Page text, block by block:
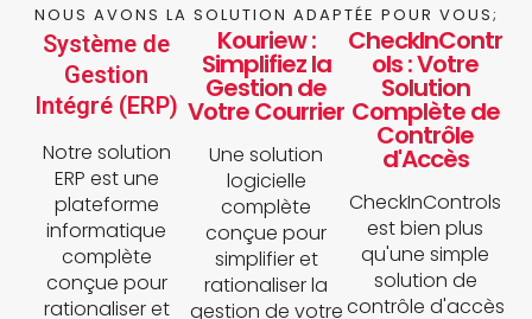
NOUS AVONS LA SOLUTION ADAPTÉE POUR VOUS;
Système de
Gestion
Intégré (ERP)
Notre solution
ERP est une
plateforme
informatique
complète
conçue pour
rationaliser et
Kouriew :
Simplifiez la
Gestion de
Votre Courrier
Une solution
logicielle
complète
conçue pour
simplifier et
rationaliser la
gestion de votre
CheckInContr
ols : Votre
Solution
Complète de
Contrôle
d'Accès
CheckInControls
est bien plus
qu'une simple
solution de
contrôle d'accès